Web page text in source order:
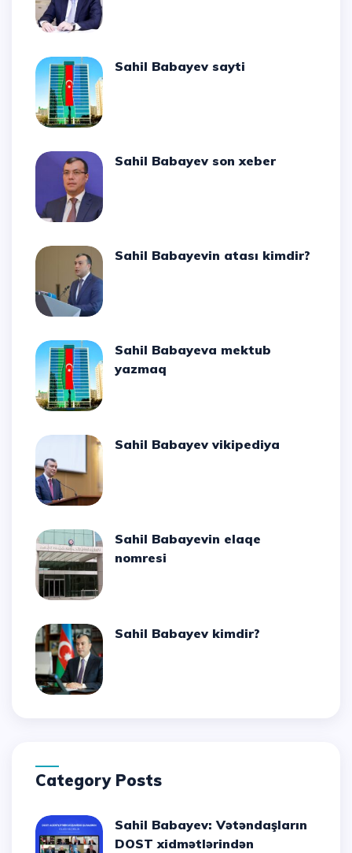
Sahil Babayev sayti
Sahil Babayev son xeber
Sahil Babayevin atası kimdir?
Sahil Babayeva mektub
yazmaq
Sahil Babayev vikipediya
Sahil Babayevin elaqe
nomresi
Sahil Babayev kimdir?
Category Posts
Sahil Babayev: Vətəndaşların
DOST xidmətlərindən